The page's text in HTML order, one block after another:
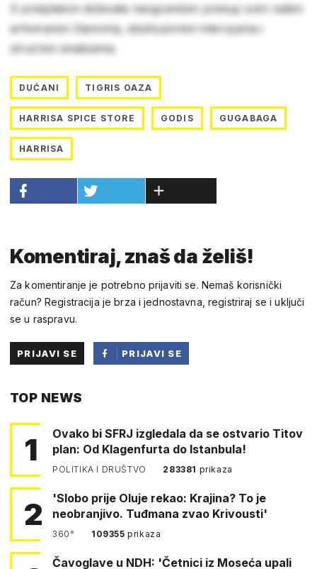
S pretplatom dobivate neograničen pristup svim našim
arhiviranim člancima, ekskluzivnim intervjuima i
stručnim analizama.
DUĆANI TIGRIS OAZA
HARRISA SPICE STORE GODIS GUGABAGA
HARRISA
Komentiraj, znaš da želiš!
Za komentiranje je potrebno prijaviti se. Nemaš korisnički
račun? Registracija je brza i jednostavna, registriraj se i uključi
se u raspravu.
PRIJAVI SE
PRIJAVI SE
TOP NEWS
1
Ovako bi SFRJ izgledala da se ostvario Titov
plan: Od Klagenfurta do Istanbula!
POLITIKA I DRUŠTVO 283381 prikaza
2
'Slobo prije Oluje rekao: Krajina? To je
neobranjivo. Tuđmana zvao Krivousti'
360° 109355prikaza
Čavoglave u NDH: 'Četnici iz Moseća upali